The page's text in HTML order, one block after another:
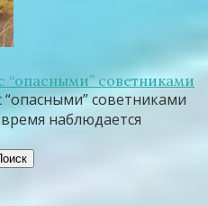
“опасными” советниками
“опасными” советниками
наблюдается